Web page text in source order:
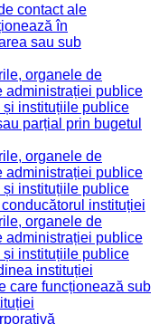
contact ale
în
sau sub
organele de
administrației publice
instituțiile publice
parțial prin bugetul
organele de
administrației publice
instituțiile publice
instituției
organele de
administrației publice
instituțiile publice
instituției
care funcționează sub